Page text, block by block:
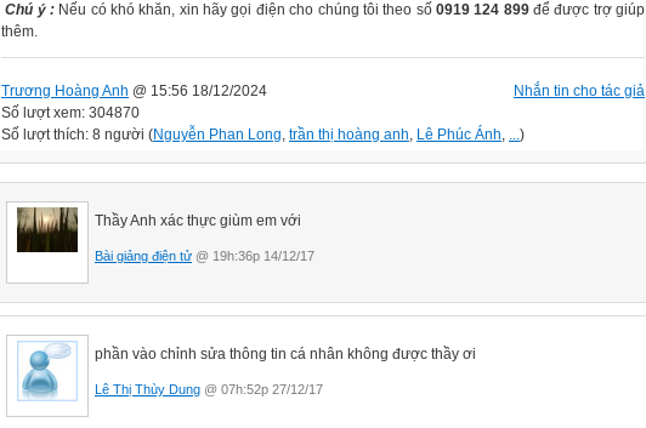
Chú ý : Nếu có khó khăn, xin hãy gọi điện cho chúng tôi theo số 0919 124 899để được trợ giúp
thêm.
Nhắn tin cho tác giả
Trương Hoàng Anh @ 15:56 18/12/2024
Số lượt xem: 304870
Số lượt thích: 8 người (Nguyễn Phan Long trần thị hoàng anh Lê Phúc Ánh )
Thầy Anh xác thực giùm em với
Bài giảng điện tử @ 19h:36p 14/12/17
phần vào chỉnh sửa thông tin cá nhân không được thầy ơi
Lê Thị Thùy Dung @ 07h:52p 27/12/17